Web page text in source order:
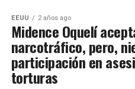
EEUU 2 años ago
Midence Oquelí
narcotráfico, pero,
participación en
torturas